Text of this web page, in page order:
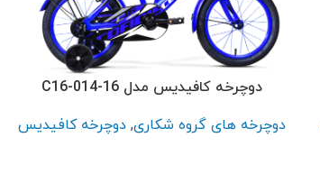
دوچرخه کافیدیس مدل C16-014-16
دوچرخه های گروه شکاری,دوچرخه کافیدیس